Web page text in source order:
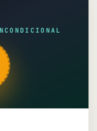
·